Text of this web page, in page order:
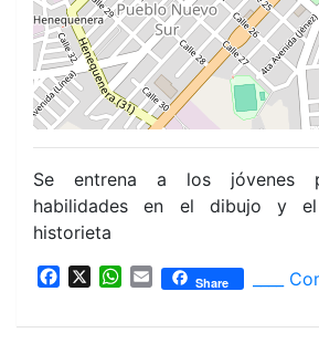
Se entrena a los jóvenes
habilidades en el dibujo y
historieta
W
E
Share ____